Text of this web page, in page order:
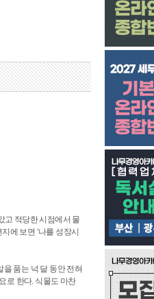
고 적당한 시점에서 물
에 보면 ‘나를 성장시
품는 넉 달 동안 전혀
로 한다. 식물도 마찬